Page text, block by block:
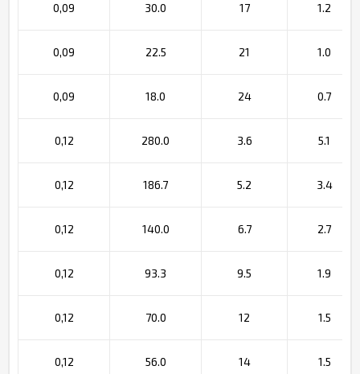
0,09 30.0 17 1.2
0,09 22.5 21 1.0
0,09 18.0 24 0.7
0,12 280.0 3.6 5.1
0,12 186.7 5.2 3.4
0,12 140.0 6.7 2.7
0,12 93.3 9.5 1.9
0,12 70.0 12 1.5
0,12 56.0 14 1.5